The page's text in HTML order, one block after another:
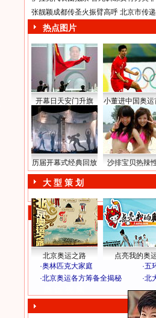
张靓颖成都传圣火振臂高呼 北京市传
热点图片
开幕日天安门升旗 小董进中国奥运
历届开幕式经典回放 沙排宝贝热辣
大 型 策 划
北京奥运之路 点亮我的奥
·奥林匹克大家庭 ·五
·北京奥运各方筹备全揭秘 ·北